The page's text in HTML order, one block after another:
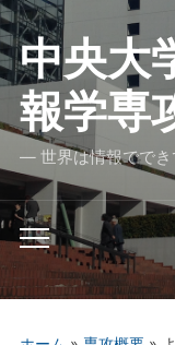
中央大
報学専
― 世界は情報でで
Toggle
mobile
menu